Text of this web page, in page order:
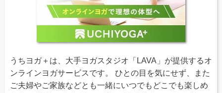
うちヨガ＋は、大手ヨガスタジオ「LAVA」が提供するオ
ンラインヨガサービスです。 ひとの目を気にせず、また
ご夫婦やご家族などとも一緒にいつでもどこでも楽しめ